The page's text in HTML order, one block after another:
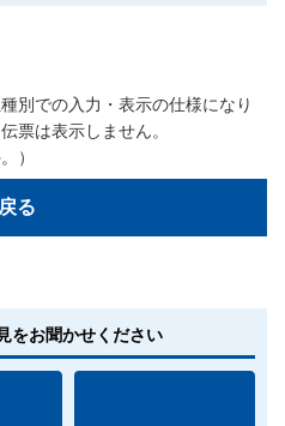
別での入力・表示の仕様になり
票は表示しません。
）
戻る
をお聞かせください